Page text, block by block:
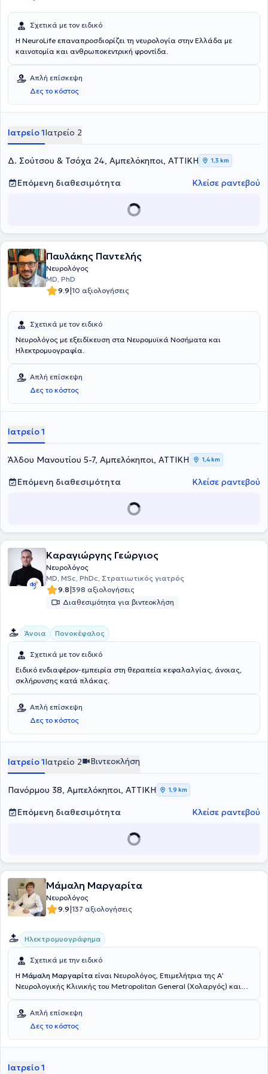
Σχετικά με τον ειδικό
Η NeuroLife επαναπροσδιορίζει τη νευρολογία στην Ελλάδα με
καινοτομία και ανθρωποκεντρική φροντίδα.
Απλή επίσκεψη
Δες το κόστος
Ιατρείο 1Ιατρείο 2
Δ. Σούτσου & Τσόχα 24, Αμπελόκηποι, ΑΤΤΙΚΗ 1,3 km
Επόμενη διαθεσιμότητα Κλείσε ραντεβού
Παυλάκης Παντελής
Νευρολόγος
MD, PhD
9.9|10 αξιολογήσεις
Σχετικά με τον ειδικό
Νευρολόγος με εξειδίκευση στα Νευρομυϊκά Νοσήματα και
Ηλεκτρομυογραφία.
Απλή επίσκεψη
Δες το κόστος
Ιατρείο 1
Άλδου Μανουτίου 5-7, Αμπελόκηποι, ΑΤΤΙΚΗ 1,4 km
Επόμενη διαθεσιμότητα Κλείσε ραντεβού
Καραγιώργης Γεώργιος
Νευρολόγος
MD, MSc, PhDc, Στρατιωτικός γιατρός
9.8|398 αξιολογήσεις
Διαθεσιμότητα για βιντεοκλήση
Άνοια Πονοκέφαλος
Σχετικά με τον ειδικό
Ειδικό ενδιαφέρον-εμπειρία στη θεραπεία κεφαλαλγίας, άνοιας,
σκλήρυνσης κατά πλάκας.
Απλή επίσκεψη
Δες το κόστος
Ιατρείο 1Ιατρείο 2 Βιντεοκλήση
Πανόρμου 38, Αμπελόκηποι, ΑΤΤΙΚΗ 1,9 km
Επόμενη διαθεσιμότητα Κλείσε ραντεβού
Μάμαλη Μαργαρίτα
Νευρολόγος
9.9|137 αξιολογήσεις
Ηλεκτρομυογράφημα
Σχετικά με την ειδικό
Η Μάμαλη Μαργαρίτα είναι Νευρολόγος, Επιμελήτρια της Α’
Νευρολογικής Κλινικής του Metropolitan General (Χολαργός) και
πτυχιούχος Ιατρικής του Εθνικού και Καποδιστριακού
Πανεπιστημίου Αθηνών και κατέχει μεταπτυχιακό τίτλο από την ίδια
σχολή. Ειδικεύτηκε στη Νευρολογική Κλινική του Γενικού
Νοσοκομείου Αθηνών «Ο Ευαγγελισμός», ενώ ως υπότροφος της
ηλεκτρονευρομυογραφία, στην Α’ Πανεπιστημιακή Νευρολογική
Απλή επίσκεψη
Δες το κόστος
Ιατρείο 1